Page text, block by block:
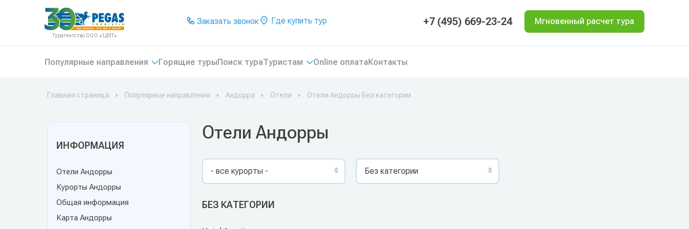
На главную
Турагентство ООО «ЦМТ»
Заказать звонок Где купить тур +7 (495) 669-23-24 Мгновенный расчет тура
Популярные направления Горящие турыПоиск тураТуристам Online оплатаКонтакты
Главная страница Популярные направления Андорра Отели Отели Андорры Без категории
ИНФОРМАЦИЯ
Отели Андорры
Курорты Андорры
Общая информация
Карта Андорры
Отели Андорры
- все курорты - Без категории
БЕЗ КАТЕГОРИИ